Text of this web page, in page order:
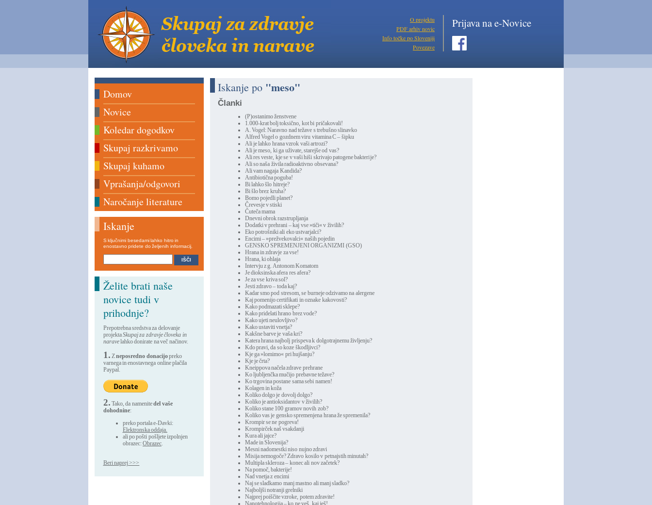
O projektu
PDF arhiv novic
Info točke po Sloveniji
Povezave
Prijava na e-Novice
Iskanje po "meso"
Članki
(P)ostanimo ženstvene
1.000-krat bolj toksično, kot bi pričakovali!
A. Vogel: Naravno nad težave s trebušno slinavko
Alfred Vogel o gozdnem viru vitamina C – šipku
Ali je lahko hrana vzrok vaši artrozi?
Ali je meso, ki ga uživate, starejše od vas?
Ali res veste, kje se v vaši hiši skrivajo patogene bakterije?
Ali so naša živila radioaktivno obsevana?
Ali vam nagaja Kandida?
Antibiotična poguba!
Bi lahko šlo hitreje?
Bi šlo brez kruha?
Bomo pojedli planet?
Črevesje v stiski
Čuteča mama
Dnevni obrok razstrupljanja
Dodatki v prehrani – kaj vse »tiči« v živilih?
Eko potrošniki ali eko ustvarjalci?
Encimi – »prežvekovalci« naših pojedin
GENSKO SPREMENJENI ORGANIZMI (GSO)
Hrana in zdravje za vse!
Hrana, ki ohlaja
Intervju z g. Antonom Komatom
Je dioksinska afera res afera?
Je za vse kriva sol?
Jesti zdravo – toda kaj?
Kadar smo pod stresom, se burneje odzivamo na alergene
Kaj pomenijo certifikati in oznake kakovosti?
Kako podmazati sklepe?
Kako pridelati hrano brez vode?
Kako ujeti neulovljivo?
Kako ustaviti vnetja?
Kakšne barve je vaša kri?
Katera hrana najbolj prispeva k dolgotrajnemu življenju?
Kdo pravi, da so koze škodljivci?
Kje ga »lomimo« pri hujšanju?
Kje je črta?
Kneippova načela zdrave prehrane
Ko ljubljenčka mučijo prebavne težave?
Ko trgovina postane sama sebi namen!
Kolagen in koža
Koliko dolgo je dovolj dolgo?
Koliko je antioksidantov v živilih?
Koliko stane 100 gramov novih zob?
Koliko vas je gensko spremenjena hrana že spremenila?
Krompir se ne pogreva!
Krompirček naš vsakdanji
Kura ali jajce?
Made in Slovenija?
Mesni nadomestki niso nujno zdravi
Misija nemogoče? Zdravo kosilo v petnajstih minutah?
Multipla skleroza – konec ali nov začetek?
Na pomoč, bakterije!
Nad vnetja z encimi
Naj se sladkamo manj mastno ali manj sladko?
Najboljši notranji grelniki
Najprej poiščite vzroke, potem zdravite!
Nanotehnologija – ko ne veš, kaj ješ!
Domov
Novice
Koledar dogodkov
Skupaj razkrivamo
Skupaj kuhamo
Vprašanja/odgovori
Naročanje literature
Iskanje
S ključnimi besedami lahko hitro in
enostavno pridete do željenih informacij.
Želite brati naše
novice tudi v
prihodnje?
Prepotrebna sredstva za delovanje
projektaSkupaj za zdravje človeka in
naravelahko donirate na več načinov.
1. Zneposredno donacijopreko
varnega in enostavnega online plačila
Paypal.
2. Tako, da namenitedel vaše
dohodnine:
preko portala e-Davki:
Elektronska oddaja.
ali po pošti pošljete izpolnjen
obrazec:Obrazec.
Beri naprej >>>